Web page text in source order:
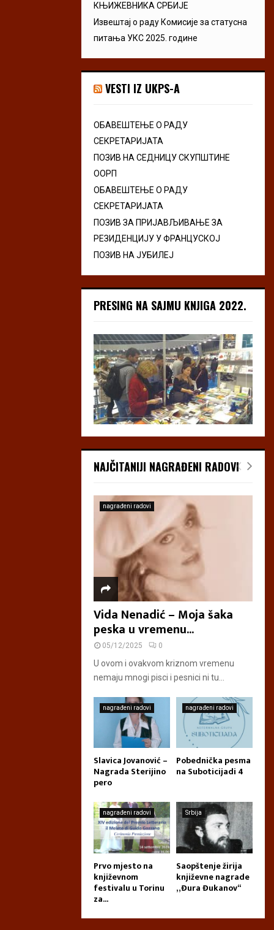
КЊИЖЕВНИКА СРБИЈЕ
Извештај о раду Комисије за статусна
питања УКС 2025. године
VESTI IZ UKPS-A
ОБАВЕШТЕЊЕ О РАДУ
СЕКРЕТАРИЈАТА
ПОЗИВ НА СЕДНИЦУ СКУПШТИНЕ
ООРП
ОБАВЕШТЕЊЕ О РАДУ
СЕКРЕТАРИЈАТА
ПОЗИВ ЗА ПРИЈАВЉИВАЊЕ ЗА
РЕЗИДЕНЦИЈУ У ФРАНЦУСКОЈ
ПОЗИВ НА ЈУБИЛЕЈ
PRESING NA SAJMU KNJIGA 2022.
NAJČITANIJI NAGRAĐENI RADOVI
nagrađeni radovi
Vida Nenadić – Moja šaka
peska u vremenu...
05/12/2025 0
U ovom i ovakvom kriznom vremenu
nemaju mnogi pisci i pesnici ni tu...
nagrađeni radovi
Slavica Jovanović –
Nagrada Sterijino
pero
nagrađeni radovi
Pobednička pesma
na Suboticijadi 4
nagrađeni radovi
Prvo mjesto na
književnom
festivalu u Torinu
za...
Srbija
Saopštenje žirija
književne nagrade
„Đura Đukanov“